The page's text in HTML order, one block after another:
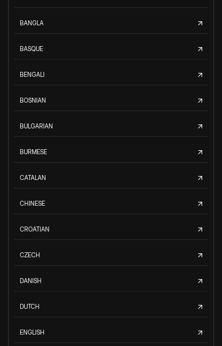
BANGLA
BASQUE
BENGALI
BOSNIAN
BULGARIAN
BURMESE
CATALAN
CHINESE
CROATIAN
CZECH
DANISH
DUTCH
ENGLISH